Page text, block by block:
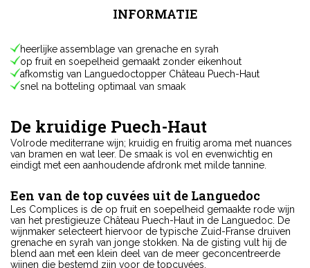
INFORMATIE
heerlijke assemblage van grenache en syrah
op fruit en soepelheid gemaakt zonder eikenhout
afkomstig van Languedoctopper Château Puech-Haut
snel na botteling optimaal van smaak
De kruidige Puech-Haut
Volrode mediterrane wijn; kruidig en fruitig aroma met nuances
van bramen en wat leer. De smaak is vol en evenwichtig en
eindigt met een aanhoudende afdronk met milde tannine.
Een van de top cuvées uit de Languedoc
Les Complices is de op fruit en soepelheid gemaakte rode wijn
van het prestigieuze Château Puech-Haut in de Languedoc. De
wijnmaker selecteert hiervoor de typische Zuid-Franse druiven
grenache en syrah van jonge stokken. Na de gisting vult hij de
blend aan met een klein deel van de meer geconcentreerde
wijnen die bestemd zijn voor de topcuvées.